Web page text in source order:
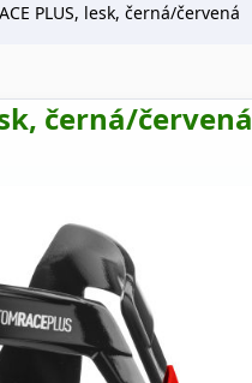
PLUS, lesk, černá/červená
černá/červená